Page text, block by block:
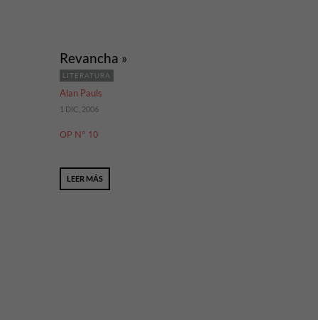
Revancha »
LITERATURA
Alan Pauls
1 DIC, 2006
OP N° 10
LEER MÁS